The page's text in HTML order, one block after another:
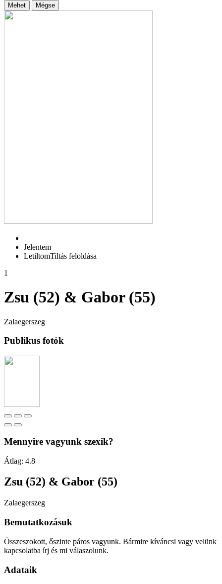
Mehet Mégse
Jelentem
LetiltomTiltás feloldása
1
Zsu (52) & Gabor (55)
Zalaegerszeg
Publikus fotók
Mennyire vagyunk szexik?
Átlag: 4.8
Zsu (52) & Gabor (55)
Zalaegerszeg
Bemutatkozásuk
Összeszokott, őszinte páros vagyunk. Bármire kíváncsi vagy velünk
kapcsolatba írj és mi válaszolunk.
Adataik